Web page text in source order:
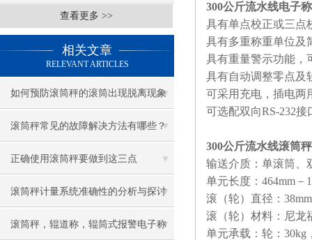
查看更多 >>
相关文章
RELEVANT ARTICLES
如何预防滚筒秤的滚筒出现脱离现象
滚筒秤常见的故障解决方法有哪些？
正确使用滚筒秤要做到这三点
滚筒秤计量系统准确性的分析与探讨​
滚筒秤，辊道称，辊筒式报警电子称
300公斤流水线电子
具有单点校正或三点
具有多重称重单位及
具有重量警示功能，
具有自动调整零点及
可采用充电，插电两
可选配双向RS-232
300公斤流水线滚筒秤
输送介质：单滚筒、
单元长度：464mm－
滚（轮）直径：
滚（轮）材料：尼龙
单元承载：轮：30kg